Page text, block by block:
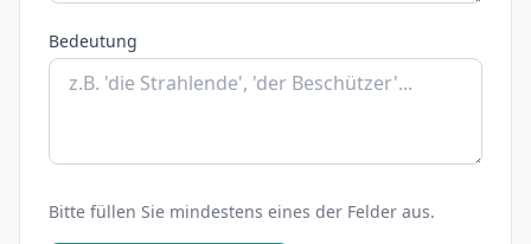
Bedeutung
Bitte füllen Sie mindestens eines der Felder aus.